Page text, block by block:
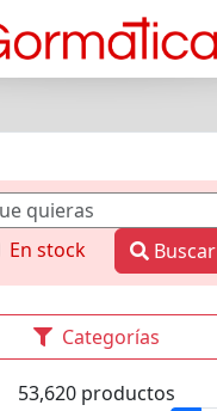
En stock Buscar
Categorías
53,620 productos